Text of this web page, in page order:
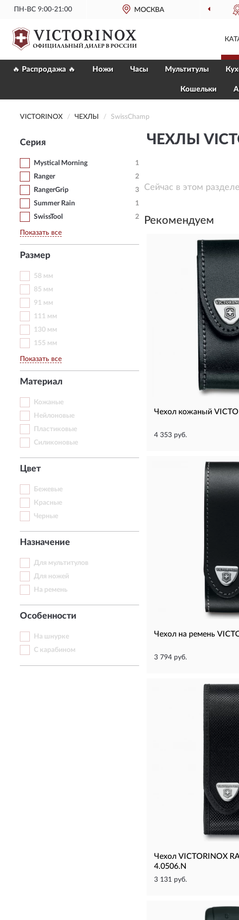
ПН-ВС 9:00-21:00 МОСКВА
ОФИЦИАЛЬНЫЙМАГАЗИН VICTORINOX
🔥 Распродажа 🔥 Ножи Часы Мультитулы
Кошельки
VICTORINOX ЧЕХЛЫ SwissChamp
Серия
Mystical Morning
1
Ranger
2
RangerGrip
3
Summer Rain
1
SwissTool
2
Показать все
Размер
58 мм
85 мм
91 мм
111 мм
130 мм
155 мм
Показать все
Материал
Кожаные
Нейлоновые
Пластиковые
Силиконовые
Цвет
Бежевые
Красные
Черные
Назначение
Для мультитулов
Для ножей
На ремень
Особенности
На шнурке
С карабином
ЧЕХЛЫ
Сейчас в этом
Рекомендуем
Чехол кожаный
4 353 руб.
Чехол на ремень
3 794 руб.
Чехол VICTORINOX
4.0506.N
3 131 руб.